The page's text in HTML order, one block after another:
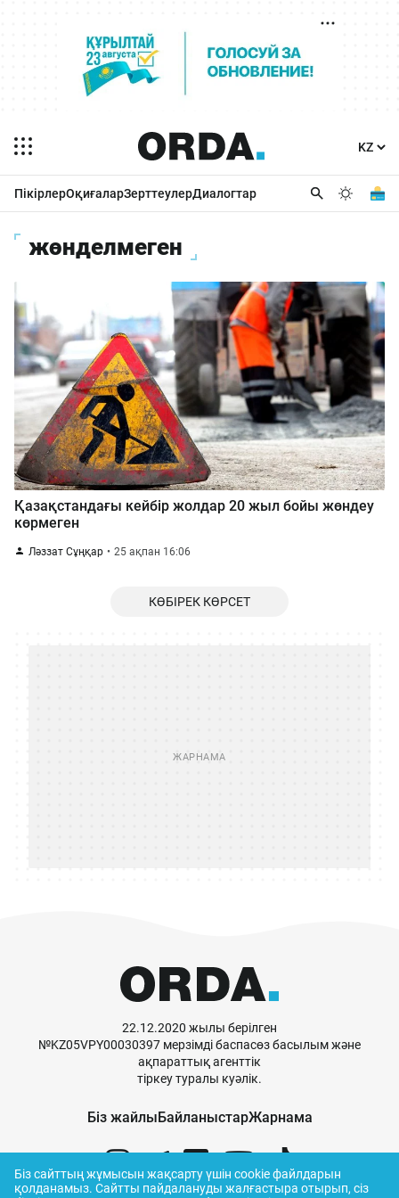
ПікірлерОқиғаларЗерттеулерДиалогтар
жөнделмеген
Қазақстандағы кейбір жолдар 20 жыл бойы жөндеу
көрмеген
Ләззат Сұңқар 25 ақпан 16:06
КӨБІРЕК КӨРСЕТ
22.12.2020 жылы берілген
№KZ05VPY00030397 мерзімді баспасөз басылым және
ақпараттық агенттік
тіркеу туралы куәлік.
Біз жайлыБайланыстарЖарнама
Біз сайттың жұмысын жақсарту үшін cookie файлдарын
қолданамыз. Сайтты пайдалануды жалғастыра отырып, сіз